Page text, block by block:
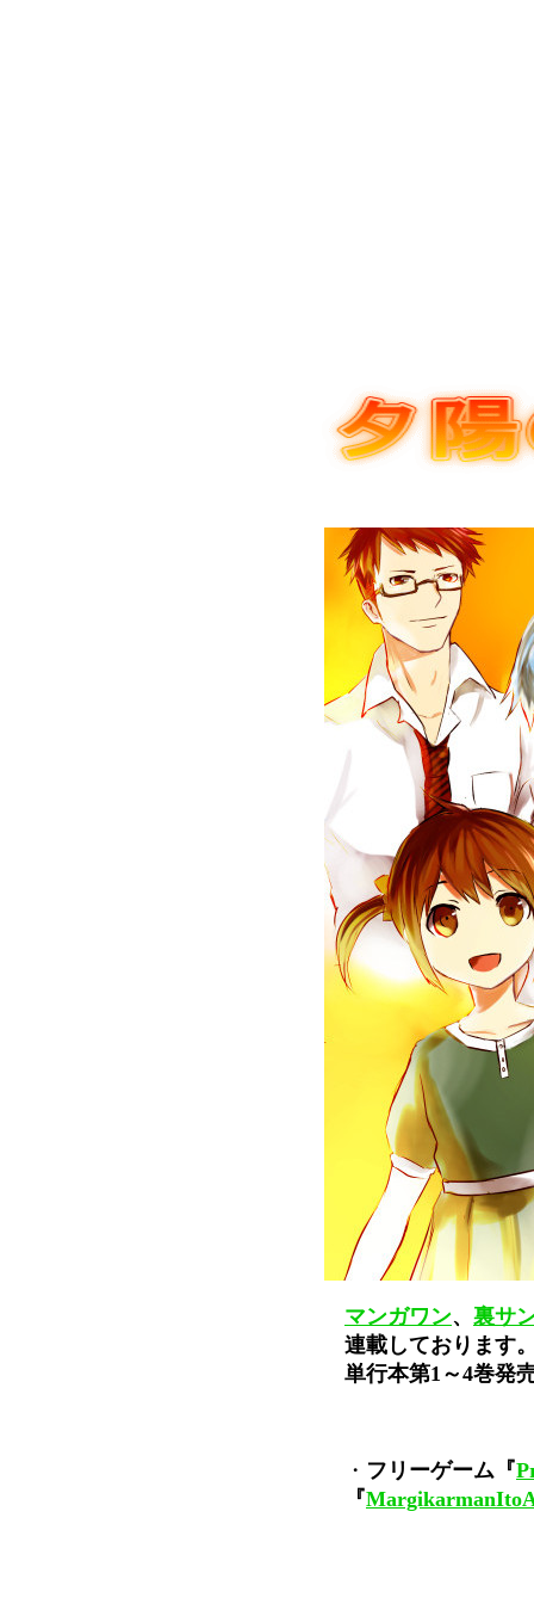
マンガワン、 裏サ
連載しております
単行本第1～4巻発
・ フリーゲーム『
『